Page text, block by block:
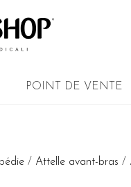
POINT DE VENTE
/ Attelle avant-bras /